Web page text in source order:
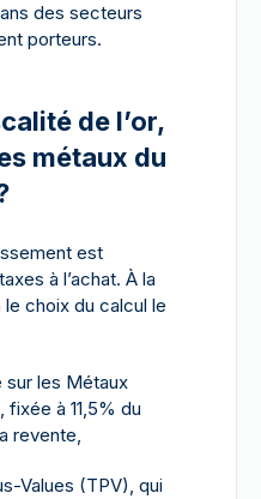
des secteurs
porteurs.
de l’or,
métaux du
est
à l’achat. À la
le choix du calcul le
sur les Métaux
à 11,5% du
revente,
Values (TPV), qui